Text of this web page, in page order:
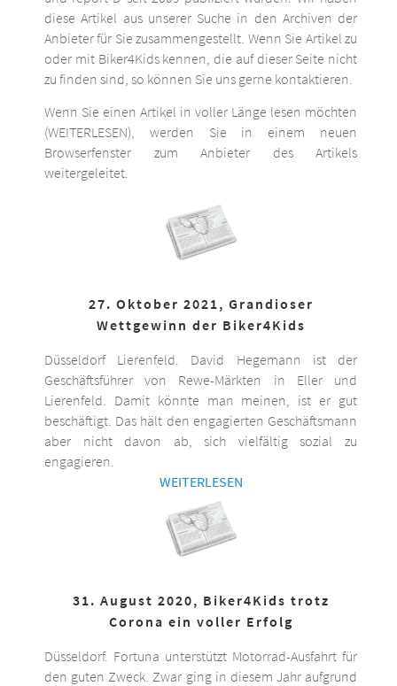
diese Artikel aus unserer Suche in den Archiven der
Anbieter für Sie zusammengestellt. Wenn Sie Artikel zu
oder mit Biker4Kids kennen, die auf dieser Seite nicht
zu finden sind, so können Sie uns gerne kontaktieren.
Wenn Sie einen Artikel in voller Länge lesen möchten
(WEITERLESEN), werden Sie in einem neuen
Browserfenster zum Anbieter des Artikels
weitergeleitet.
27. Oktober 2021, Grandioser
Wettgewinn der Biker4Kids
Düsseldorf Lierenfeld. David Hegemann ist der
Geschäftsführer von Rewe-Märkten in Eller und
Lierenfeld. Damit könnte man meinen, ist er gut
beschäftigt. Das hält den engagierten Geschäftsmann
aber nicht davon ab, sich vielfältig sozial zu
engagieren.
WEITERLESEN
31. August 2020, Biker4Kids trotz
Corona ein voller Erfolg
Düsseldorf. Fortuna unterstützt Motorrad-Ausfahrt für
den guten Zweck. Zwar ging in diesem Jahr aufgrund